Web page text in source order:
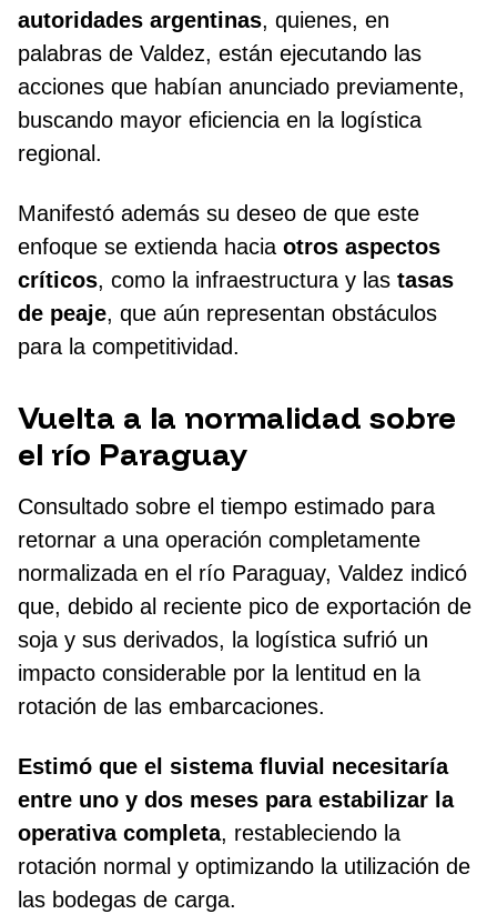
autoridades argentinas, quienes, en
palabras de Valdez, están ejecutando las
acciones que habían anunciado previamente,
buscando mayor eficiencia en la logística
regional.
Manifestó además su deseo de que este
enfoque se extienda hacia otros aspectos
críticos, como la infraestructura y las tasas
de peaje, que aún representan obstáculos
para la competitividad.
Vuelta a la normalidad sobre
el río Paraguay
Consultado sobre el tiempo estimado para
retornar a una operación completamente
normalizada en el río Paraguay, Valdez indicó
que, debido al reciente pico de exportación de
soja y sus derivados, la logística sufrió un
impacto considerable por la lentitud en la
rotación de las embarcaciones.
Estimó que el sistema fluvial necesitaría
entre uno y dos meses para estabilizar la
operativa completa, restableciendo la
rotación normal y optimizando la utilización de
las bodegas de carga.